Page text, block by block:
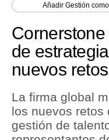
Perú
Política
Finanzas Personales
Inmobiliarias
AñadirGestión
de
nuevos
La firma global
los nuevos retos
gestión de